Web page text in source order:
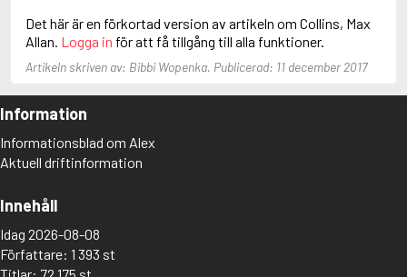
Det här är en förkortad version av artikeln om Collins, Max
Allan. Logga in för att få tillgång till alla funktioner.
Artikeln skriven av: Bibbi Wopenka. Publicerad: 11 december 2017
Information
Informationsblad om Alex
Aktuell driftinformation
Innehåll
Idag 2026-08-08
Författare: 1 393 st
Titlar: 72 175 st